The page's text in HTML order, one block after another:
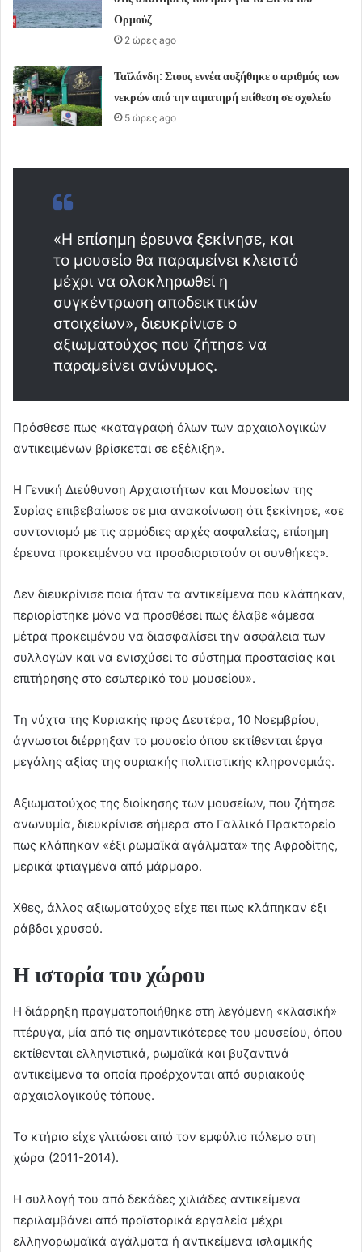
Ορμούζ
2 ώρες ago
Ταϊλάνδη: Στους εννέα αυξήθηκε ο αριθμός των
νεκρών από την αιματηρή επίθεση σε σχολείο
5 ώρες ago
«Η επίσημη έρευνα ξεκίνησε, και
το μουσείο θα παραμείνει κλειστό
μέχρι να ολοκληρωθεί η
συγκέντρωση αποδεικτικών
στοιχείων», διευκρίνισε ο
αξιωματούχος που ζήτησε να
παραμείνει ανώνυμος.
Πρόσθεσε πως «καταγραφή όλων των αρχαιολογικών
αντικειμένων βρίσκεται σε εξέλιξη».
Η Γενική Διεύθυνση Αρχαιοτήτων και Μουσείων της
Συρίας επιβεβαίωσε σε μια ανακοίνωση ότι ξεκίνησε, «σε
συντονισμό με τις αρμόδιες αρχές ασφαλείας, επίσημη
έρευνα προκειμένου να προσδιοριστούν οι συνθήκες».
Δεν διευκρίνισε ποια ήταν τα αντικείμενα που κλάπηκαν,
περιορίστηκε μόνο να προσθέσει πως έλαβε «άμεσα
μέτρα προκειμένου να διασφαλίσει την ασφάλεια των
συλλογών και να ενισχύσει το σύστημα προστασίας και
επιτήρησης στο εσωτερικό του μουσείου».
Τη νύχτα της Κυριακής προς Δευτέρα, 10 Νοεμβρίου,
άγνωστοι διέρρηξαν το μουσείο όπου εκτίθενται έργα
μεγάλης αξίας της συριακής πολιτιστικής κληρονομιάς.
Αξιωματούχος της διοίκησης των μουσείων, που ζήτησε
ανωνυμία, διευκρίνισε σήμερα στο Γαλλικό Πρακτορείο
πως κλάπηκαν «έξι ρωμαϊκά αγάλματα» της Αφροδίτης,
μερικά φτιαγμένα από μάρμαρο.
Χθες, άλλος αξιωματούχος είχε πει πως κλάπηκαν έξι
ράβδοι χρυσού.
Η ιστορία του χώρου
Η διάρρηξη πραγματοποιήθηκε στη λεγόμενη «κλασική»
πτέρυγα, μία από τις σημαντικότερες του μουσείου, όπου
εκτίθενται ελληνιστικά, ρωμαϊκά και βυζαντινά
αντικείμενα τα οποία προέρχονται από συριακούς
αρχαιολογικούς τόπους.
Το κτήριο είχε γλιτώσει από τον εμφύλιο πόλεμο στη
χώρα (2011-2014).
Η συλλογή του από δεκάδες χιλιάδες αντικείμενα
περιλαμβάνει από προϊστορικά εργαλεία μέχρι
ελληνορωμαϊκά αγάλματα ή αντικείμενα ισλαμικής